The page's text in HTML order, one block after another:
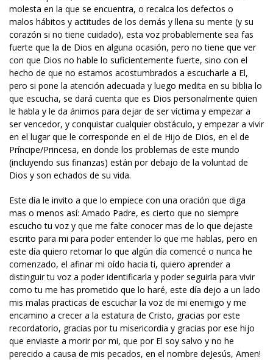
molesta en la que se encuentra, o recalca los defectos o
malos hábitos y actitudes de los demás y llena su mente (y su
corazón si no tiene cuidado), esta voz probablemente sea fas
fuerte que la de Dios en alguna ocasión, pero no tiene que ver
con que Dios no hable lo suficientemente fuerte, sino con el
hecho de que no estamos acostumbrados a escucharle a El,
pero si pone la atención adecuada y luego medita en su biblia lo
que escucha, se dará cuenta que es Dios personalmente quien
le habla y le da ánimos para dejar de ser víctima y empezar a
ser vencedor, y conquistar cualquier obstáculo, y empezar a vivir
en el lugar que le corresponde en el de Hijo de Dios, en el de
Príncipe/Princesa, en donde los problemas de este mundo
(incluyendo sus finanzas) están por debajo de la voluntad de
Dios y son echados de su vida.
Este día le invito a que lo empiece con una oración que diga
mas o menos así: Amado Padre, es cierto que no siempre
escucho tu voz y que me falte conocer mas de lo que dejaste
escrito para mi para poder entender lo que me hablas, pero en
este día quiero retomar lo que algún día comencé o nunca he
comenzado, el afinar mi oído hacia ti, quiero aprender a
distinguir tu voz a poder identificarla y poder seguirla para vivir
como tu me has prometido que lo haré, este día dejo a un lado
mis malas practicas de escuchar la voz de mi enemigo y me
encamino a crecer a la estatura de Cristo, gracias por este
recordatorio, gracias por tu misericordia y gracias por ese hijo
que enviaste a morir por mi, que por El soy salvo y no he
perecido a causa de mis pecados, en el nombre deJesús, Amen!